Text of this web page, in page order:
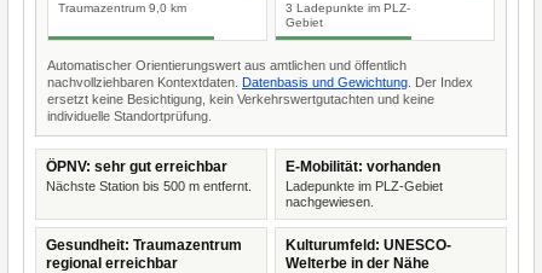
Traumazentrum 9,0 km
3 Ladepunkte im PLZ-
Gebiet
Automatischer Orientierungswert aus amtlichen und öffentlich
nachvollziehbaren Kontextdaten. Datenbasis und Gewichtung . Der Index
ersetzt keine Besichtigung, kein Verkehrswertgutachten und keine
individuelle Standortprüfung.
ÖPNV: sehr gut erreichbar
Nächste Station bis 500 m entfernt.
E-Mobilität: vorhanden
Ladepunkte im PLZ-Gebiet
nachgewiesen.
Gesundheit: Traumazentrum
regional erreichbar
Kulturumfeld: UNESCO-
Welterbe in der Nähe